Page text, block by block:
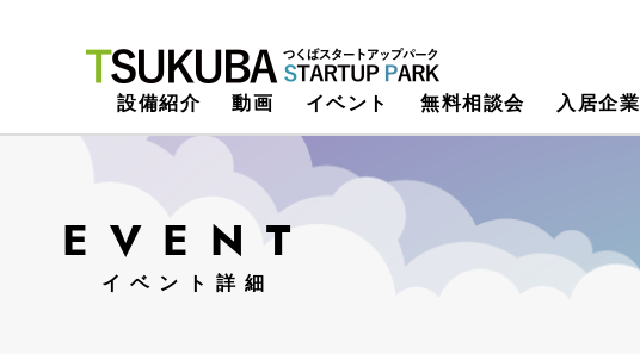
つくばスタートアップパーク
設備紹介 動画 イベント 無料相談会 入居企業
EVENT
イベント詳細